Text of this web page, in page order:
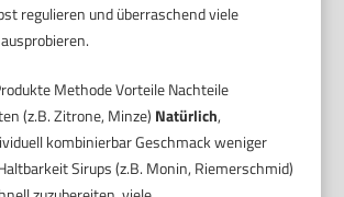
regulieren und überraschend viele
Methode Vorteile Nachteile
(z.B. Zitrone, Minze) Natürlich,
kombinierbar Geschmack weniger
Sirups (z.B. Monin, Riemerschmid)